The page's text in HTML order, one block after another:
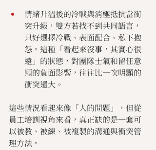
情緒升溫後的冷戰與消極抵抗當衝
突升級，雙方若找不到共同語言，
只好選擇冷戰、表面配合、私下抱
怨。這種「看起來沒事，其實心很
遠」的狀態，對團隊士氣和留任意
願的負面影響，往往比一次明顯的
衝突還大。
這些情況看起來像「人的問題」，但從
員工培訓視角來看，真正缺的是一套可
以被教、被練、被複製的溝通與衝突管
理方法。